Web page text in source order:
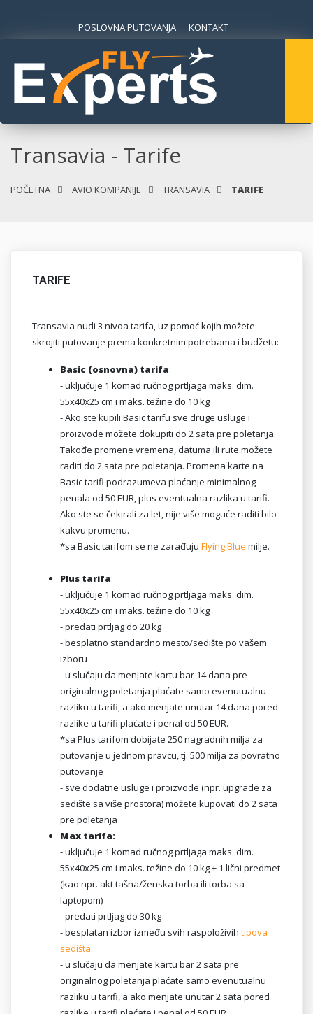
POSLOVNA PUTOVANJA KONTAKT
Transavia - Tarife
POČETNA AVIO KOMPANIJE TRANSAVIA TARIFE
TARIFE
Transavia nudi 3 nivoa tarifa, uz pomoć kojih možete
skrojiti putovanje prema konkretnim potrebama i budžetu:
Basic (osnovna) tarifa:
- uključuje 1 komad ručnog prtljaga maks. dim.
55x40x25 cm i maks. težine do 10 kg
- Ako ste kupili Basic tarifu sve druge usluge i
proizvode možete dokupiti do 2 sata pre poletanja.
Takođe promene vremena, datuma ili rute možete
raditi do 2 sata pre poletanja. Promena karte na
Basic tarifi podrazumeva plaćanje minimalnog
penala od 50 EUR, plus eventualna razlika u tarifi.
Ako ste se čekirali za let, nije više moguće raditi bilo
kakvu promenu.
*sa Basic tarifom se ne zarađuju Flying Blue milje.
Plus tarifa:
- uključuje 1 komad ručnog prtljaga maks. dim.
55x40x25 cm i maks. težine do 10 kg
- predati prtljag do 20 kg
- besplatno standardno mesto/sedište po vašem
izboru
- u slučaju da menjate kartu bar 14 dana pre
originalnog poletanja plaćate samo evenutualnu
razliku u tarifi, a ako menjate unutar 14 dana pored
razlike u tarifi plaćate i penal od 50 EUR.
*sa Plus tarifom dobijate 250 nagradnih milja za
putovanje u jednom pravcu, tj. 500 milja za povratno
putovanje
- sve dodatne usluge i proizvode (npr. upgrade za
sedište sa više prostora) možete kupovati do 2 sata
pre poletanja
Max tarifa:
- uključuje 1 komad ručnog prtljaga maks. dim.
55x40x25 cm i maks. težine do 10 kg + 1 lični predmet
(kao npr. akt tašna/ženska torba ili torba sa
laptopom)
- predati prtljag do 30 kg
- besplatan izbor između svih raspoloživih tipova
sedišta
- u slučaju da menjate kartu bar 2 sata pre
originalnog poletanja plaćate samo evenutualnu
razliku u tarifi, a ako menjate unutar 2 sata pored